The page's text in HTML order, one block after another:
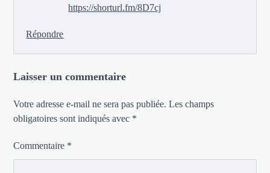
https://shorturl.fm/8D7cj
Répondre
Laisser un commentaire
Votre adresse e-mail ne sera pas publiée. Les champs
obligatoires sont indiqués avec *
Commentaire *